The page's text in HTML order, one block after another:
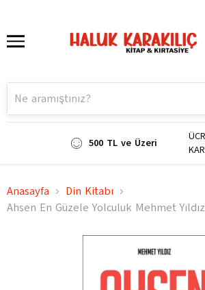
500 TL ve Üzeri
Anasayfa
Din Kitabı
Ahsen En Güzele Yolculuk Mehmet Yıldız